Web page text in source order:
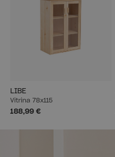
LIBE
Vitrina 78x115
188,99 €